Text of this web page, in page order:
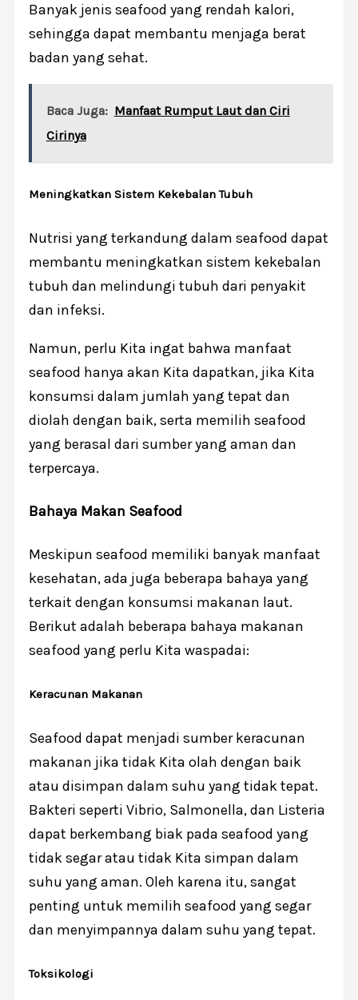
Banyak jenis seafood yang rendah kalori,
sehingga dapat membantu menjaga berat
badan yang sehat.
Baca Juga: Manfaat Rumput Laut dan Ciri
Cirinya
Meningkatkan Sistem Kekebalan Tubuh
Nutrisi yang terkandung dalam seafood dapat
membantu meningkatkan sistem kekebalan
tubuh dan melindungi tubuh dari penyakit
dan infeksi.
Namun, perlu Kita ingat bahwa manfaat
seafood hanya akan Kita dapatkan, jika Kita
konsumsi dalam jumlah yang tepat dan
diolah dengan baik, serta memilih seafood
yang berasal dari sumber yang aman dan
terpercaya.
Bahaya Makan Seafood
Meskipun seafood memiliki banyak manfaat
kesehatan, ada juga beberapa bahaya yang
terkait dengan konsumsi makanan laut.
Berikut adalah beberapa bahaya makanan
seafood yang perlu Kita waspadai:
Keracunan Makanan
Seafood dapat menjadi sumber keracunan
makanan jika tidak Kita olah dengan baik
atau disimpan dalam suhu yang tidak tepat.
Bakteri seperti Vibrio, Salmonella, dan Listeria
dapat berkembang biak pada seafood yang
tidak segar atau tidak Kita simpan dalam
suhu yang aman. Oleh karena itu, sangat
penting untuk memilih seafood yang segar
dan menyimpannya dalam suhu yang tepat.
Toksikologi